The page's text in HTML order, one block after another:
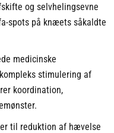
og selvhelingsevne
spots på knæets såkaldte
medicinske
stimulering af
koordination,
til reduktion af hævelse